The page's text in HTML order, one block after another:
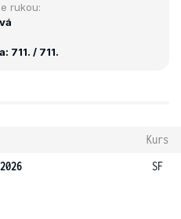
rukou:
711. / 711.
Kurs
SF